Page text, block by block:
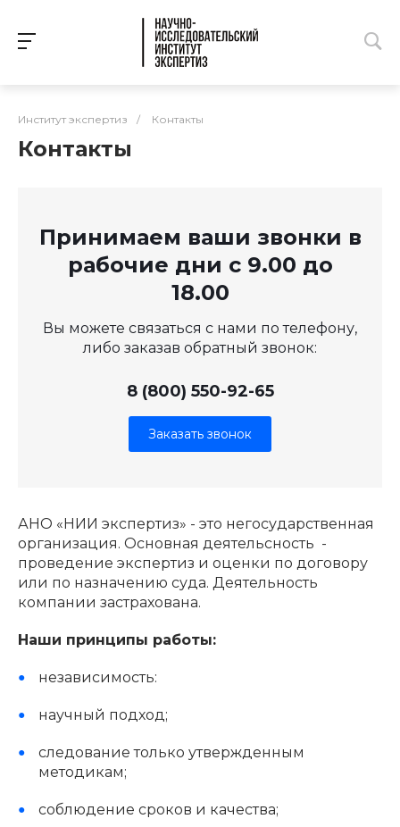
Институт экспертиз / Контакты
Контакты
Принимаем ваши звонки в
рабочие дни с 9.00 до
18.00
Вы можете связаться с нами по телефону,
либо заказав обратный звонок:
8 (800) 550-92-65
Заказать звонок
АНО «НИИ экспертиз» - это негосударственная
организация. Основная деятельсность -
проведение экспертиз и оценки по договору
или по назначению суда. Деятельность
компании застрахована.
Наши принципы работы:
независимость:
научный подход;
следование только утвержденным
методикам;
соблюдение сроков и качества;